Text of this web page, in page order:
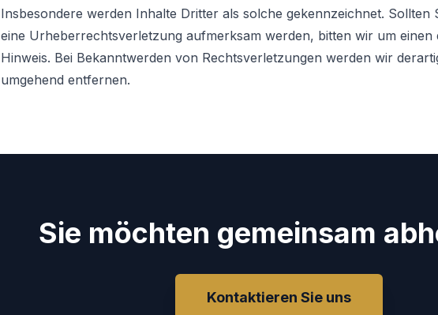
Insbesondere werden Inhalte Dritter als solche gekennzeichnet. Sollten
eine Urheberrechtsverletzung aufmerksam werden, bitten wir um einen
Hinweis. Bei Bekanntwerden von Rechtsverletzungen werden wir
umgehend entfernen.
Sie möchten gemeinsam
Kontaktieren Sie uns